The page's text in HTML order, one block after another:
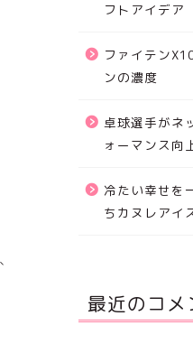
フトアイデア
ファイテン
ンの濃度
卓球選手がネ
ォーマンス向
冷たい幸せを
ちカヌレアイ
最近のコメ